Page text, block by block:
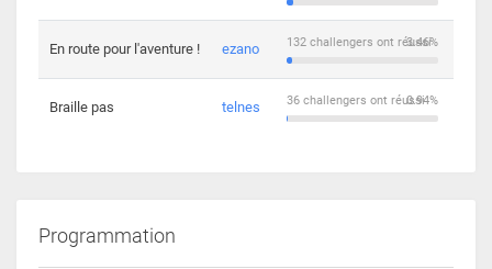
En route pour l'aventure ! ezano 3.46%
132 challengers ont réussi
Braille pas telnes 0.94%
36 challengers ont réussi
Programmation